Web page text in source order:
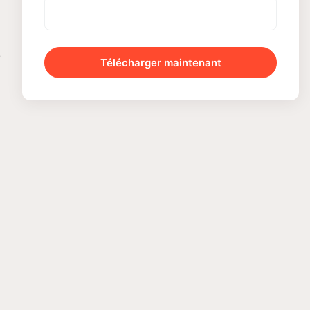
Télécharger maintenant